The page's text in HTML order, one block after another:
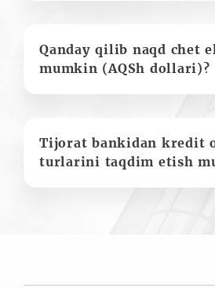
Qanday qilib naqd chet
mumkin (AQSh dollari)?
Tijorat bankidan kredit
turlarini taqdim etish